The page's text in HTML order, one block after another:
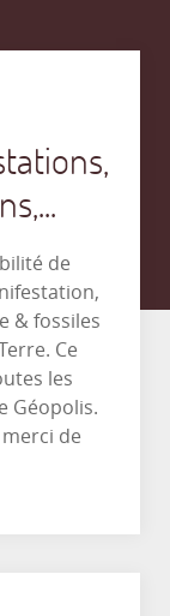
de
& fossiles
Ce
les
Géopolis.
de